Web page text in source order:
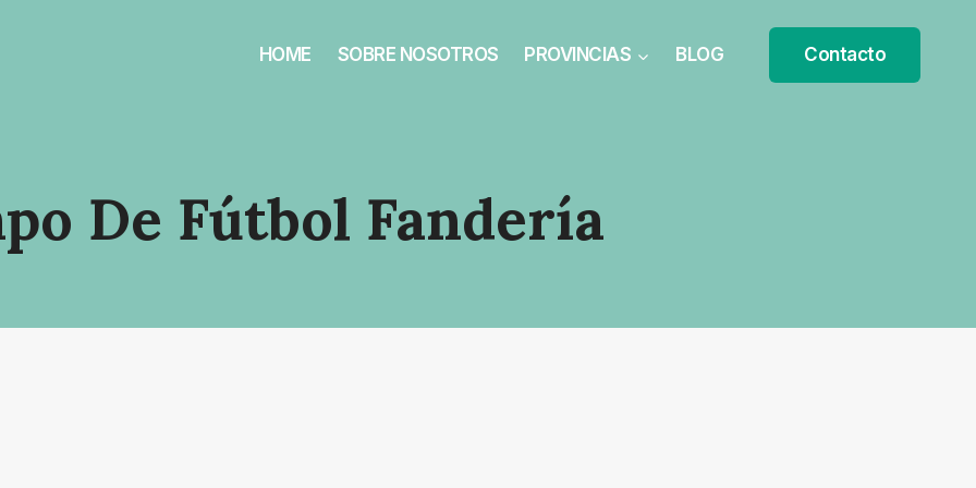
HOME SOBRE NOSOTROS PROVINCIAS BLOG Contacto
De Fútbol Fandería